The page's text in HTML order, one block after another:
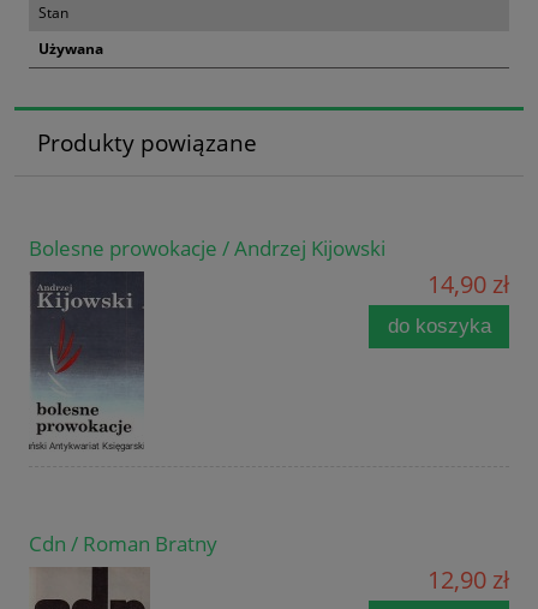
Stan
Używana
Produkty powiązane
Bolesne prowokacje / Andrzej Kijowski
14,90 zł
do koszyka
Cdn / Roman Bratny
12,90 zł